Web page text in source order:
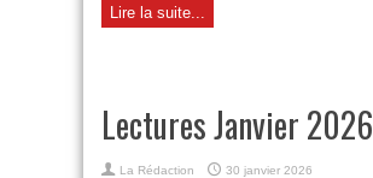
Lire la suite...
Lectures Janvier 2026
La Rédaction
30 janvier 2026